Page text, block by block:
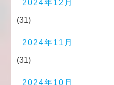
2024年12月
(31)
2024年11月
(31)
2024年10月